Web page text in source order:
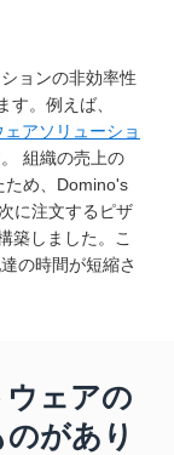
ョンの非効率性
。例えば、
アソリューショ
組織の売上の
ため、Domino's
に注文するピザ
築しました。こ
の時間が短縮さ
ェアの
があり